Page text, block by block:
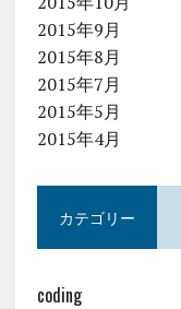
2015年9月
2015年8月
2015年7月
2015年5月
2015年4月
カテゴリー
coding